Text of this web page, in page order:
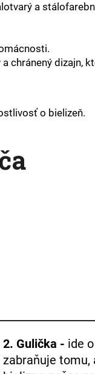
a
chránený dizajn,
o bielizeň.
2. Gulička - ide
zabraňuje tomu,